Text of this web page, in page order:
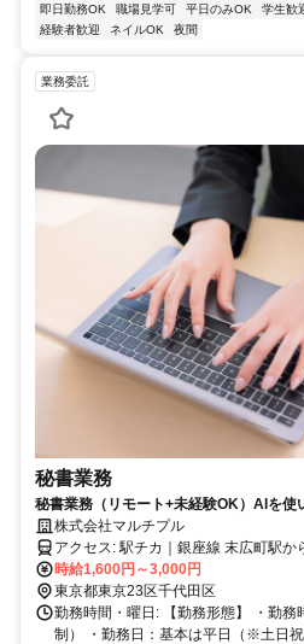
即日勤務OK
職場見学可 平日のみOK 学生歓
経験者歓迎
ネイルOK 夜間
業務委託
秘書業務
秘書業務（リモート+未経験OK）AIを使
倍にする支援役
株式会社マルチプル
アクセス: 駅チカ｜銀座線 末広町駅から徒歩2分／JR御徒町駅・秋葉
原駅から徒歩10分
時給1,600円～3,000円
東京都東京23区千代田区
勤務時間・曜日: 【勤務形態】 ・勤
制） ・勤務日：基本は平日（※土日